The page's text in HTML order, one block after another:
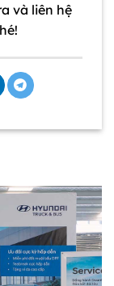
và liên hệ